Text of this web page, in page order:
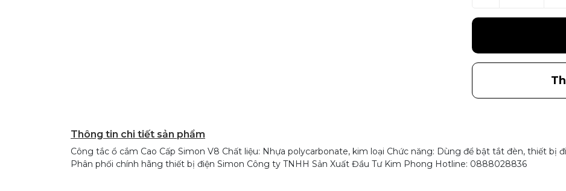
Thông tin chi tiết sản phẩm
Công tắc ổ cắm Cao Cấp Simon V8 Chất liệu: Nhựa polycarbonate, kim loại Chức năng: Dùng để bật tắt đèn, thiết bị
Phân phối chính hãng thiết bị điện Simon Công ty TNHH Sản Xuất Đầu Tư Kim Phong Hotline: 0888028836